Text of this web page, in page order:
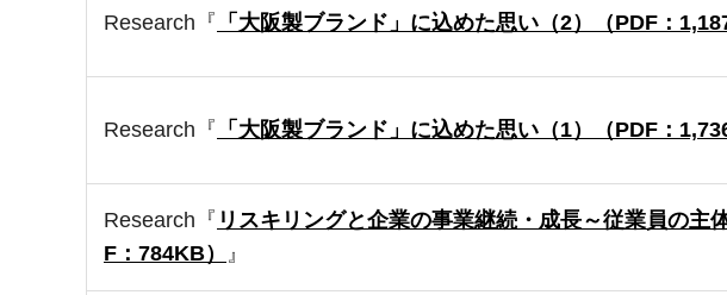
Research『 「大阪製ブランド」に込めた思い（2）（PDF：
Research『 「大阪製ブランド」に込めた思い（1）（PDF：
Research『 リスキリングと企業の事業継続・成長～従業員の主
F：784KB）
』